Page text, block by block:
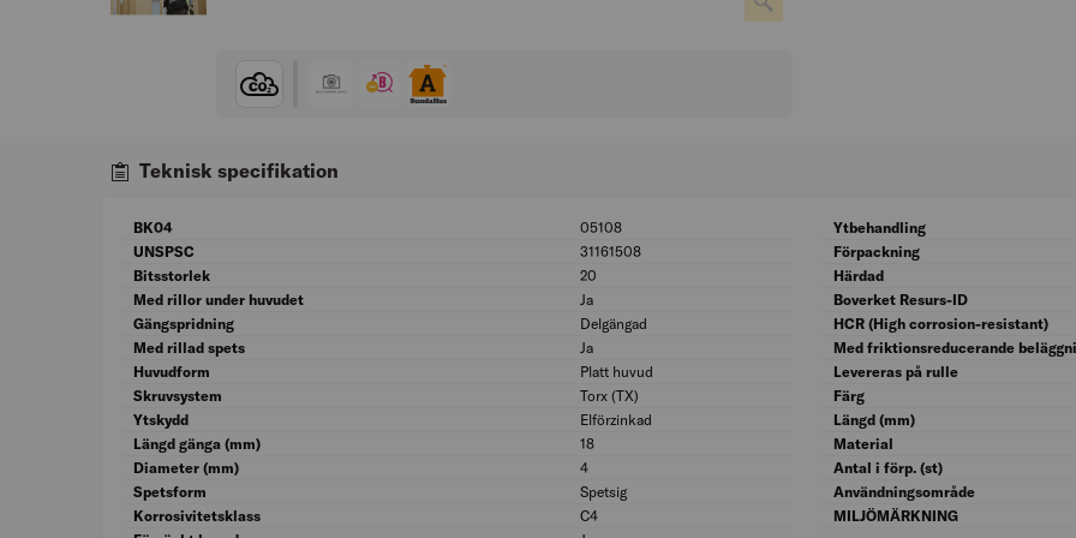
Teknisk specifikation
BK04 05108
BK04: 05108
UNSPSC
31161508
UNSPSC: 31161508
Bitsstorlek
20
Bitsstorlek: 20
Med rillor under huvudet
Ja
Med rillor under huvudet: Ja
Gängspridning
Delgängad
Gängspridning: Delgängad
Med rillad spets
Ja
Med rillad spets: Ja
Huvudform
Platt huvud
Huvudform: Platt huvud
Skruvsystem
Torx (TX)
Skruvsystem: Torx (TX)
Ytskydd
Elförzinkad
Ytskydd: Elförzinkad
Längd gänga (mm)
18
Längd gänga (mm): 18
Diameter (mm)
4
Diameter (mm): 4
Spetsform
Spetsig
Spetsform: Spetsig
Korrosivitetsklass
C4
Korrosivitetsklass: C4
Ytbehandling
Förpackning
Härdad
Boverket Resurs-ID
HCR (High corrosion-resistant)
Med friktionsreducerande
Levereras på rulle
Färg
Längd (mm)
Material
Antal i förp. (st)
Användningsområde
MILJÖMÄRKNING